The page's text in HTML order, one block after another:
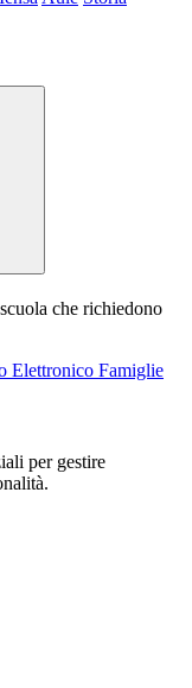
che richiedono
Elettronico Famiglie
per gestire